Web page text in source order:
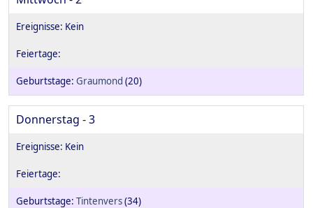
Graumond (20)
Donnerstag - 3
Tintenvers(34)